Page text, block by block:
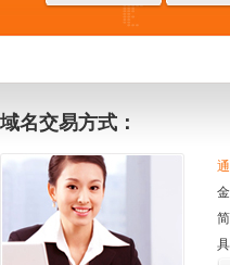
域名交易方式：